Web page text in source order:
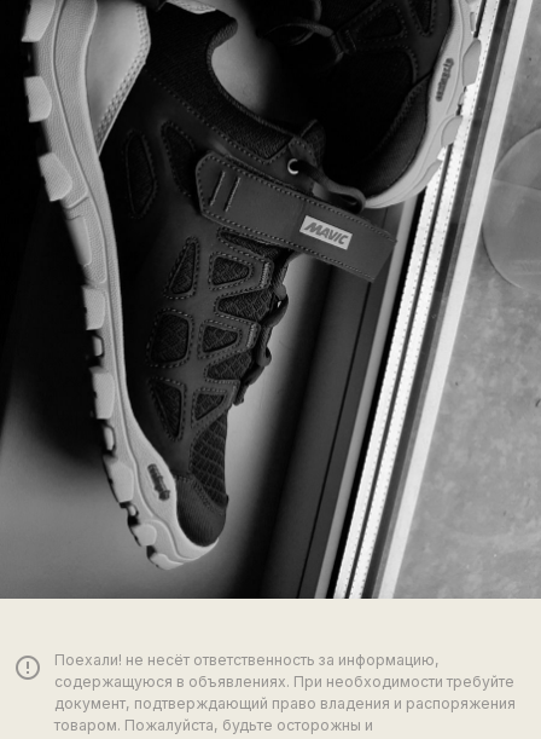
error_outline
Поехали! не несёт ответственность за информацию,
содержащуюся в объявлениях. При необходимости требуйте
документ, подтверждающий право владения и распоряжения
товаром. Пожалуйста, будьте осторожны и